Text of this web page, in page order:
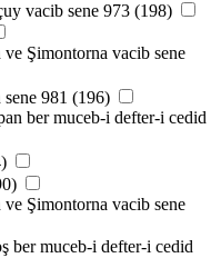
vacib sene 973 (198)
Şimontorna vacib sene
981 (196)
ber muceb-i defter-i cedid
Şimontorna vacib sene
ber muceb-i defter-i cedid